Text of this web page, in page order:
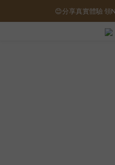
保健品免運｜全館
😊分享真實體驗 領
保健品免運｜全館